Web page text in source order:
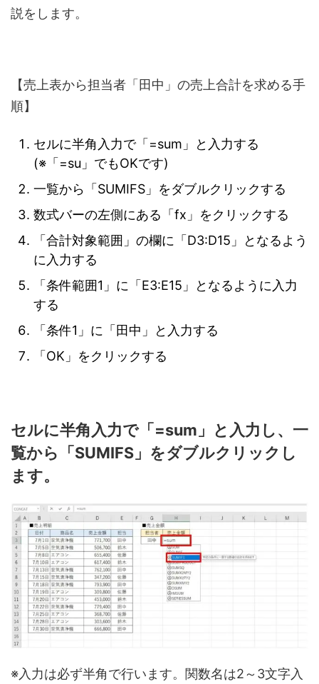
説をします。
【売上表から担当者「田中」の売上合計を求める手
順】
セルに半角入力で「=sum」と入力する
(※「=su」でもOKです)
一覧から「SUMIFS」をダブルクリックする
数式バーの左側にある「fx」をクリックする
「合計対象範囲」の欄に「D3:D15」となるよう
に入力する
「条件範囲1」に「E3:E15」となるように入力
する
「条件1」に「田中」と入力する
「OK」をクリックする
セルに半角入力で「=sum」と入力し、一
覧から「SUMIFS」をダブルクリックし
ます。
※入力は必ず半角で行います。関数名は2～3文字入